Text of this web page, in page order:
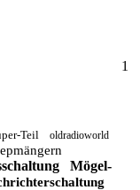
1
Teil oldradioworld
Mögel-